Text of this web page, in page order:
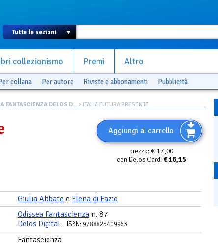
collezionismo Premi Altro
collana Per autore Riviste e abbonamenti Pubblicità
FANTASCIENZA DELOS D... > ITALIA FUTURA PRESENTE
Aggiungi al carrello
prezzo:€ 17,00
con Delos Card: €16,15
Giulia Abbate e Elena di Fazio
Odissea Fantascienza n. 87
Delos Digital - ISBN: 9788825409963
Fantascienza